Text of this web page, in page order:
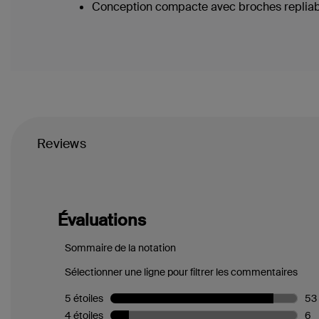
Conception compacte avec broches
Reviews